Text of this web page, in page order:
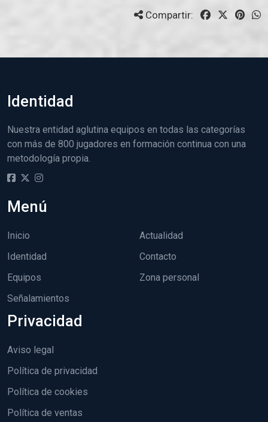
Compartir:
Identidad
Nuestra entidad aglutina equipos en todas las categorías
con más de 800 jugadores en formación continua con una
metodología propia.
Menú
Inicio
Identidad
Equipos
Señalamientos
Actualidad
Contacto
Zona personal
Privacidad
Aviso legal
Política de privacidad
Política de cookies
Política de ventas